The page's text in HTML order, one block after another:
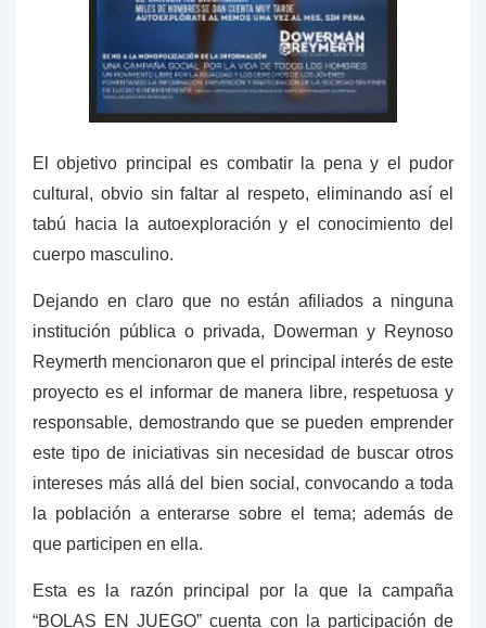
El objetivo principal es combatir la pena y el pudor
cultural, obvio sin faltar al respeto, eliminando así el
tabú hacia la autoexploración y el conocimiento del
cuerpo masculino.
Dejando en claro que no están afiliados a ninguna
institución pública o privada, Dowerman y Reynoso
Reymerth mencionaron que el principal interés de este
proyecto es el informar de manera libre, respetuosa y
responsable, demostrando que se pueden emprender
este tipo de iniciativas sin necesidad de buscar otros
intereses más allá del bien social, convocando a toda
la población a enterarse sobre el tema; además de
que participen en ella.
Esta es la razón principal por la que la campaña
“BOLAS EN JUEGO” cuenta con la participación de